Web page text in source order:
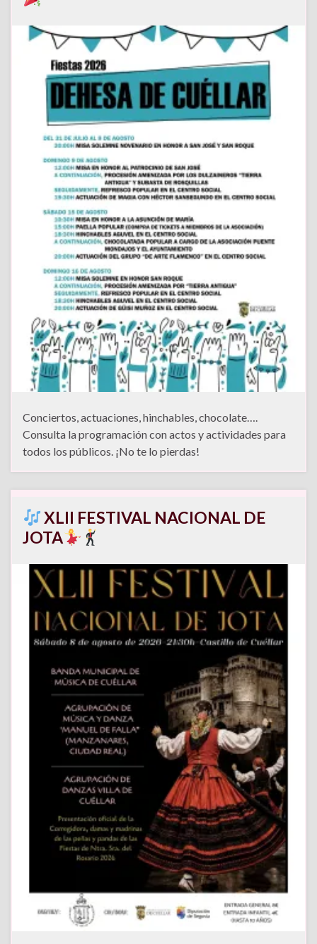
Conciertos, actuaciones, hinchables, chocolate….
Consulta la programación con actos y actividades para
todos los públicos. ¡No te lo pierdas!
XLII FESTIVAL NACIONAL DE
JOTA